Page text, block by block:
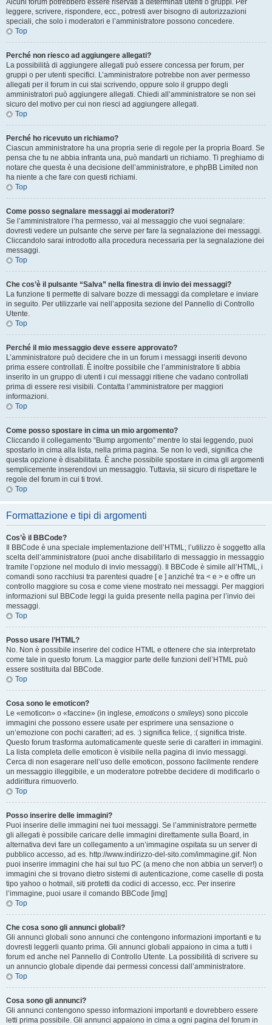
Alcuni forum potrebbero essere riservati a determinati utenti o gruppi. Per
leggere, scrivere, rispondere, ecc., potresti aver bisogno di autorizzazioni
speciali, che solo i moderatori e l’amministratore possono concedere.
Top
Perché non riesco ad aggiungere allegati?
La possibilità di aggiungere allegati può essere concessa per forum, per
gruppi o per utenti specifici. L’amministratore potrebbe non aver permesso
allegati per il forum in cui stai scrivendo, oppure solo il gruppo degli
amministratori può aggiungere allegati. Chiedi all’amministratore se non sei
sicuro del motivo per cui non riesci ad aggiungere allegati.
Top
Perché ho ricevuto un richiamo?
Ciascun amministratore ha una propria serie di regole per la propria Board. Se
pensa che tu ne abbia infranta una, può mandarti un richiamo. Ti preghiamo di
notare che questa è una decisione dell’amministratore, e phpBB Limited non
ha niente a che fare con questi richiami.
Top
Come posso segnalare messaggi ai moderatori?
Se l’amministratore l’ha permesso, vai al messaggio che vuoi segnalare:
dovresti vedere un pulsante che serve per fare la segnalazione dei messaggi.
Cliccandolo sarai introdotto alla procedura necessaria per la segnalazione dei
messaggi.
Top
Che cos’è il pulsante “Salva” nella finestra di invio dei messaggi?
La funzione ti permette di salvare bozze di messaggi da completare e inviare
in seguito. Per utilizzarle vai nell’apposita sezione del Pannello di Controllo
Utente.
Top
Perché il mio messaggio deve essere approvato?
L’amministratore può decidere che in un forum i messaggi inseriti devono
prima essere controllati. È inoltre possibile che l’amministratore ti abbia
inserito in un gruppo di utenti i cui messaggi ritiene che vadano controllati
prima di essere resi visibili. Contatta l’amministratore per maggiori
informazioni.
Top
Come posso spostare in cima un mio argomento?
Cliccando il collegamento “Bump argomento” mentre lo stai leggendo, puoi
spostarlo in cima alla lista, nella prima pagina. Se non lo vedi, significa che
questa opzione è disabilitata. È anche possibile spostare in cima gli argomenti
semplicemente inserendovi un messaggio. Tuttavia, sii sicuro di rispettare le
regole del forum in cui ti trovi.
Top
Formattazione e tipi di argomenti
Cos’è il BBCode?
Il BBCode è una speciale implementazione dell’HTML; l’utilizzo è soggetto alla
scelta dell’amministratore (puoi anche disabilitarlo di messaggio in messaggio
tramite l’opzione nel modulo di invio messaggi). Il BBCode è simile all’HTML, i
comandi sono racchiusi tra parentesi quadre [ e ] anziché tra < e > e offre un
controllo maggiore su cosa e come viene mostrato nei messaggi. Per maggiori
informazioni sul BBCode leggi la guida presente nella pagina per l’invio dei
messaggi.
Top
Posso usare l’HTML?
No. Non è possibile inserire del codice HTML e ottenere che sia interpretato
come tale in questo forum. La maggior parte delle funzioni dell’HTML può
essere sostituita dal BBCode.
Top
Cosa sono le emoticon?
Le «emoticon» o «faccine» (in inglese, emoticons o smileys) sono piccole
immagini che possono essere usate per esprimere una sensazione o
un’emozione con pochi caratteri; ad es. :) significa felice, :( significa triste.
Questo forum trasforma automaticamente queste serie di caratteri in immagini.
La lista completa delle emoticon è visibile nella pagina di invio messaggi.
Cerca di non esagerare nell’uso delle emoticon, possono facilmente rendere
un messaggio illeggibile, e un moderatore potrebbe decidere di modificarlo o
addirittura rimuoverlo.
Top
Posso inserire delle immagini?
Puoi inserire delle immagini nei tuoi messaggi. Se l’amministratore permette
gli allegati è possibile caricare delle immagini direttamente sulla Board, in
alternativa devi fare un collegamento a un’immagine ospitata su un server di
pubblico accesso, ad es. http://www.indirizzo-del-sito.com/immagine.gif. Non
puoi inserire immagini che hai sul tuo PC (a meno che non abbia un server!) o
immagini che si trovano dietro sistemi di autenticazione, come caselle di posta
tipo yahoo o hotmail, siti protetti da codici di accesso, ecc. Per inserire
l’immagine, puoi usare il comando BBCode [img]
Top
Che cosa sono gli annunci globali?
Gli annunci globali sono annunci che contengono informazioni importanti e tu
dovresti leggerli quanto prima. Gli annunci globali appaiono in cima a tutti i
forum ed anche nel Pannello di Controllo Utente. La possibilità di scrivere su
un annuncio globale dipende dai permessi concessi dall’amministratore.
Top
Cosa sono gli annunci?
Gli annunci contengono spesso informazioni importanti e dovrebbero essere
letti prima possibile. Gli annunci appaiono in cima a ogni pagina del forum in